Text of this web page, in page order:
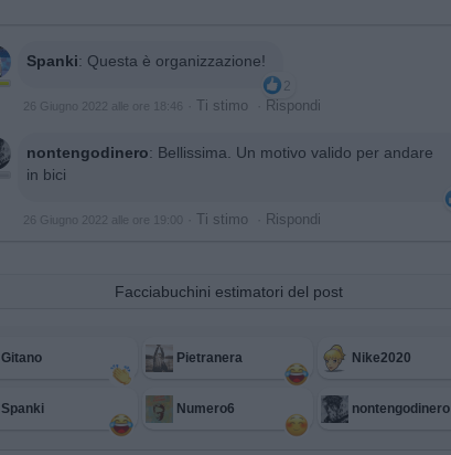
Spanki: Questa è organizzazione!
2
26 Giugno 2022 alle ore 18:46 Ti stimo Rispondi
nontengodinero: Bellissima. Un motivo valido per andare
in bici
26 Giugno 2022 alle ore 19:00 Ti stimo Rispondi
Facciabuchini estimatori del post
Gitano Pietranera Nike2020
Spanki Numero6 nontengodinero